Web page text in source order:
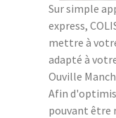
Sur simple
express,
mettre à
adapté à
Ouville
Afin
pouvant être